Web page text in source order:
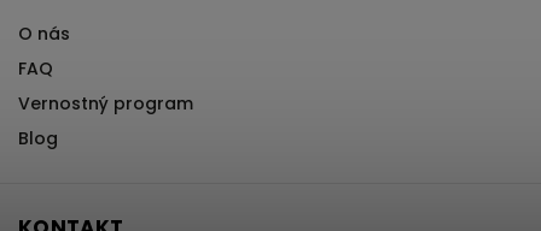
O nás
FAQ
Vernostný program
Blog